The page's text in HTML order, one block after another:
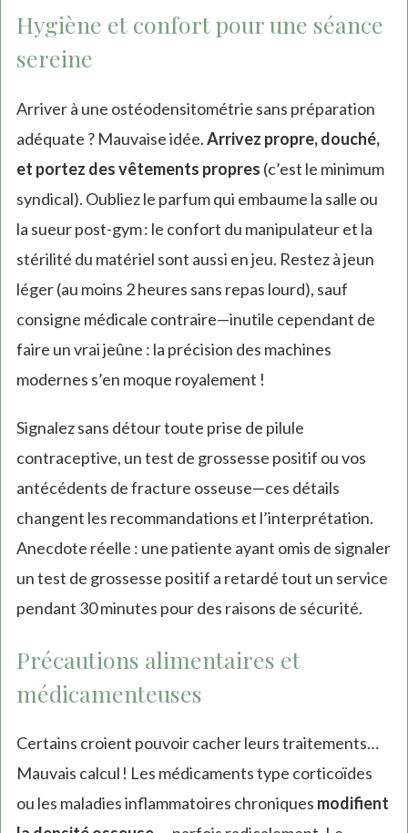
Hygiène et confort pour une séance
sereine
Arriver à une ostéodensitométrie sans préparation
adéquate ? Mauvaise idée.Arrivez propre, douché,
et portez des vêtements propres (c’est le minimum
syndical). Oubliez le parfum qui embaume la salle ou
la sueur post-gym : le confort du manipulateur et la
stérilité du matériel sont aussi en jeu. Restez à jeun
léger (au moins 2 heures sans repas lourd), sauf
consigne médicale contraire—inutile cependant de
faire un vrai jeûne : la précision des machines
modernes s’en moque royalement !
Signalez sans détour toute prise de pilule
contraceptive, un test de grossesse positif ou vos
antécédents de fracture osseuse—ces détails
changent les recommandations et l’interprétation.
Anecdote réelle : une patiente ayant omis de signaler
un test de grossesse positif a retardé tout un service
pendant 30 minutes pour des raisons de sécurité.
Précautions alimentaires et
médicamenteuses
Certains croient pouvoir cacher leurs traitements…
Mauvais calcul ! Les médicaments type corticoïdes
ou les maladies inflammatoires chroniques modifient